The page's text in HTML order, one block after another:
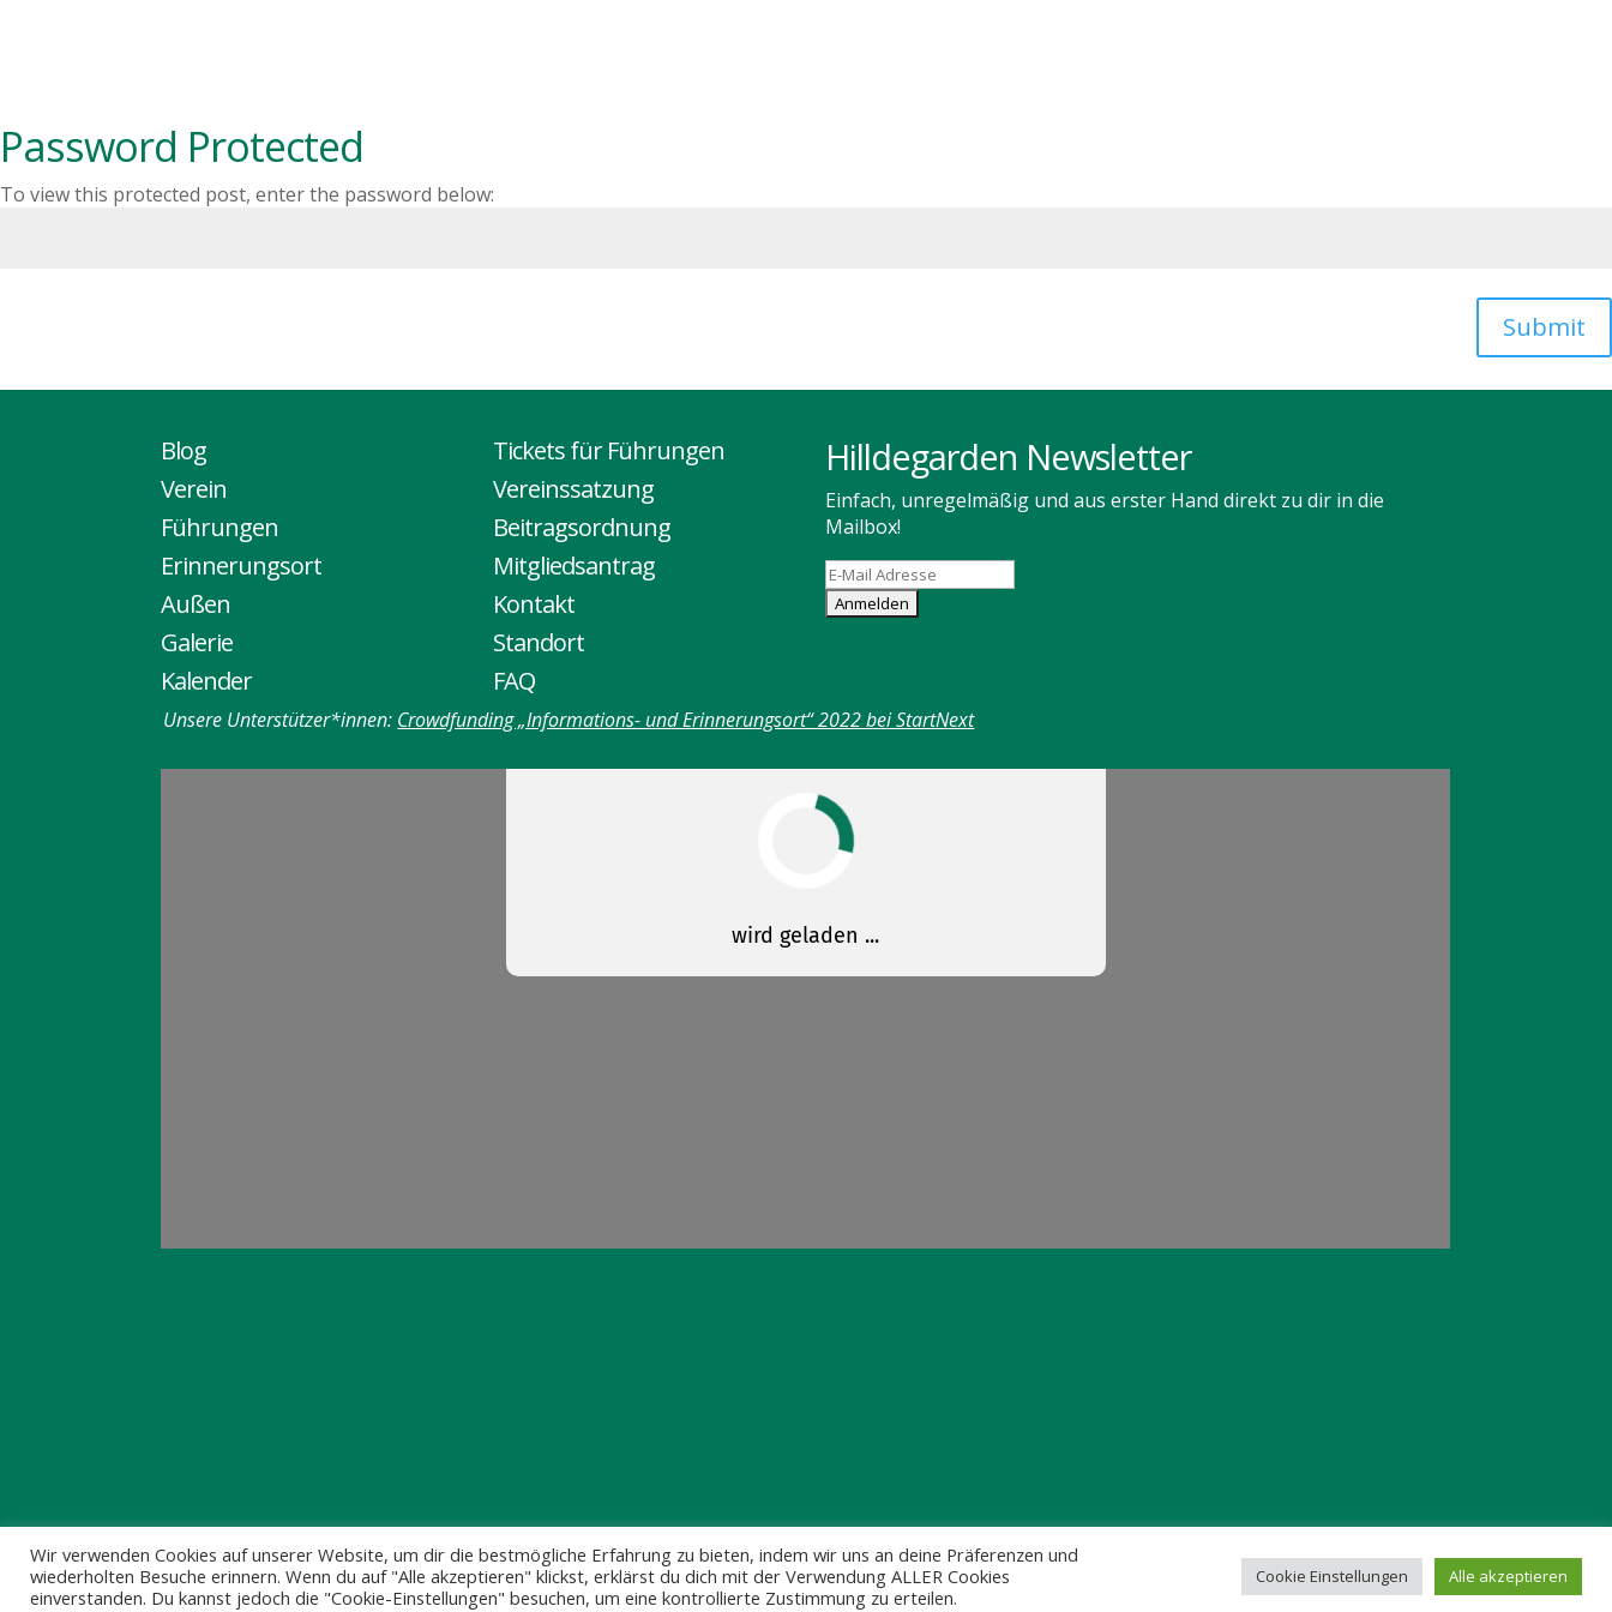
Password Protected
To view this protected post, enter the password below:
Submit
Blog
Verein
Führungen
Erinnerungsort
Außen
Galerie
Kalender
Tickets für Führungen
Vereinssatzung
Beitragsordnung
Mitgliedsantrag
Kontakt
Standort
FAQ
Hilldegarden Newsletter
Einfach, unregelmäßig und aus erster Hand direkt zu dir in die
Mailbox!
Unsere Unterstützer*innen: Crowdfunding „Informations- und Erinnerungsort“ 2022 bei StartNext
Wir verwenden Cookies auf unserer Website, um dir die bestmögliche Erfahrung zu bieten, indem wir uns an deine Präferenzen und
wiederholten Besuche erinnern. Wenn du auf "Alle akzeptieren" klickst, erklärst du dich mit der Verwendung ALLER Cookies
einverstanden. Du kannst jedoch die "Cookie-Einstellungen" besuchen, um eine kontrollierte Zustimmung zu erteilen.
Cookie Einstellungen Alle akzeptieren